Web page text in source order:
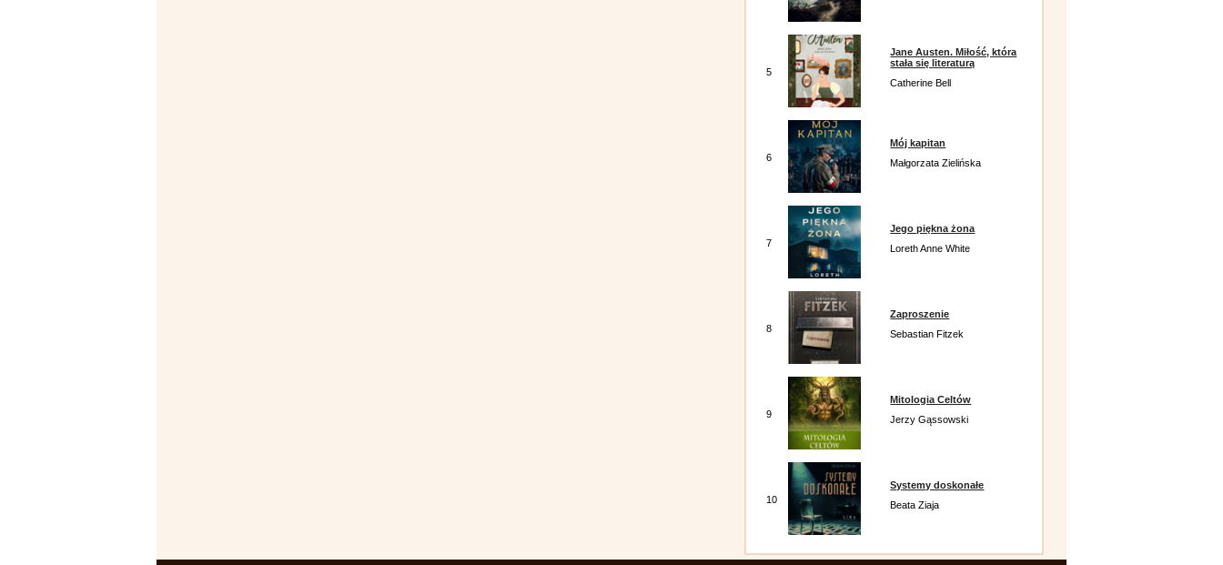
5
Jane Austen. Miłość, która
stała się literaturą
Catherine Bell
6
Mój kapitan
Małgorzata Zielińska
7
Jego piękna żona
Loreth Anne White
8
Zaproszenie
Sebastian Fitzek
9
Mitologia Celtów
Jerzy Gąssowski
10
Systemy doskonałe
Beata Ziaja